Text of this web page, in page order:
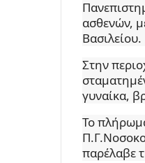
ασθενών,
Βασιλείου.
Στην
γυναίκα,
Το
παρέλαβε